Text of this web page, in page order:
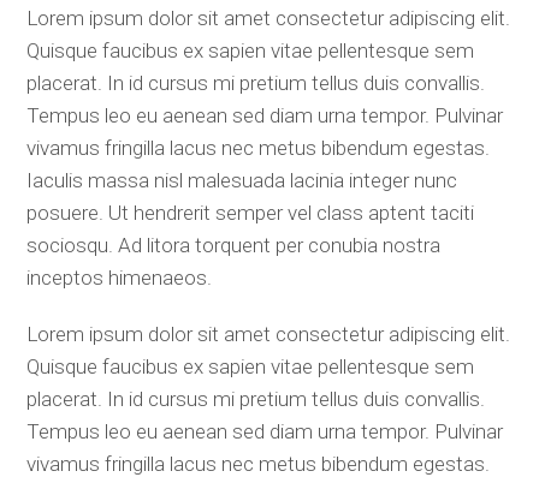
Lorem ipsum dolor sit amet consectetur adipiscing elit.
Quisque faucibus ex sapien vitae pellentesque sem
placerat. In id cursus mi pretium tellus duis convallis.
Tempus leo eu aenean sed diam urna tempor. Pulvinar
vivamus fringilla lacus nec metus bibendum egestas.
Iaculis massa nisl malesuada lacinia integer nunc
posuere. Ut hendrerit semper vel class aptent taciti
sociosqu. Ad litora torquent per conubia nostra
inceptos himenaeos.
Lorem ipsum dolor sit amet consectetur adipiscing elit.
Quisque faucibus ex sapien vitae pellentesque sem
placerat. In id cursus mi pretium tellus duis convallis.
Tempus leo eu aenean sed diam urna tempor. Pulvinar
vivamus fringilla lacus nec metus bibendum egestas.